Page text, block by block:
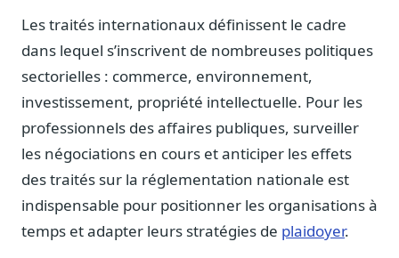
Les traités internationaux définissent le cadre
dans lequel s’inscrivent de nombreuses politiques
sectorielles : commerce, environnement,
investissement, propriété intellectuelle. Pour les
professionnels des affaires publiques, surveiller
les négociations en cours et anticiper les effets
des traités sur la réglementation nationale est
indispensable pour positionner les organisations à
temps et adapter leurs stratégies de plaidoyer.